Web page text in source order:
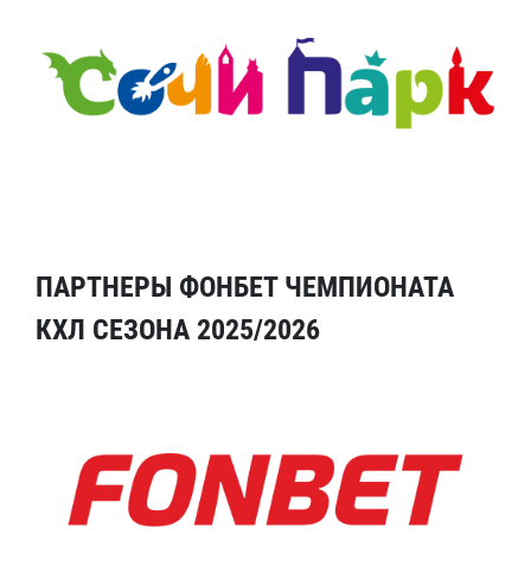
ПАРТНЕРЫ ФОНБЕТ ЧЕМПИОНАТА
КХЛ СЕЗОНА 2025/2026